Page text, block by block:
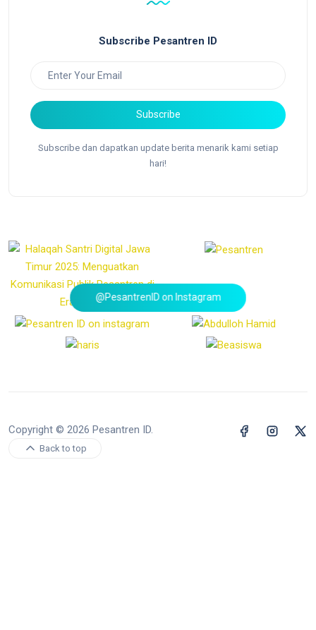
Subscribe Pesantren ID
Subscribe
Subscribe dan dapatkan update berita menarik kami setiap
hari!
@PesantrenID on Instagram
Copyright © 2026 Pesantren ID.
Back to top